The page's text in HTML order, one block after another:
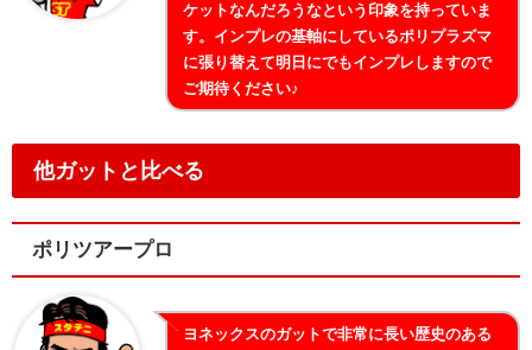
ケットなんだろうなという印象を持っていま
す。インプレの基軸にしているポリプラズマ
に張り替えて明日にでもインプレしますので
ご期待ください♪
他ガットと比べる
ポリツアープロ
ヨネックスのガットで非常に長い歴史のある